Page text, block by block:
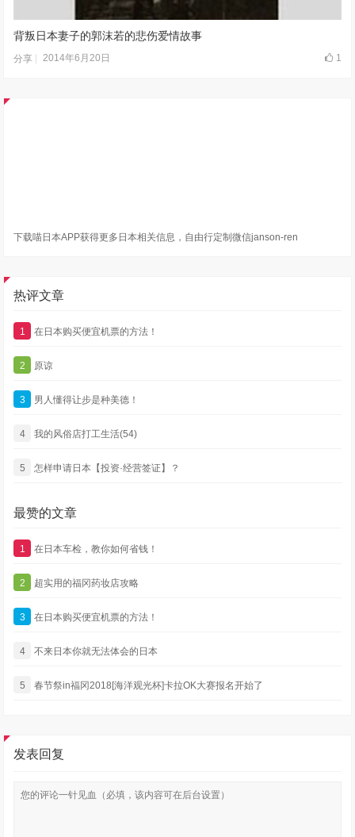
背叛日本妻子的郭沫若的悲伤爱情故事
分享 2014年6月20日 1
下载喵日本APP获得更多日本相关信息，自由行定制微信janson-ren
热评文章
1 在日本购买便宜机票的方法！
2 原谅
3 男人懂得让步是种美德！
4 我的风俗店打工生活(54)
5 怎样申请日本【投资·经营签证】？
最赞的文章
1 在日本车检，教你如何省钱！
2 超实用的福冈药妆店攻略
3 在日本购买便宜机票的方法！
4 不来日本你就无法体会的日本
5 春节祭in福冈2018[海洋观光杯]卡拉OK大赛报名开始了
发表回复